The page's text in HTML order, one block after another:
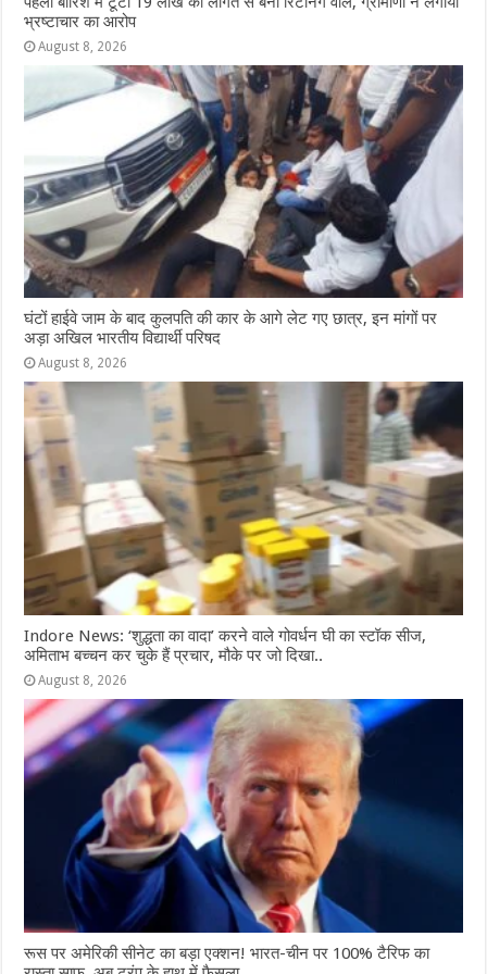
भ्रष्टाचार का आरोप
August 8, 2026
घंटों हाईवे जाम के बाद कुलपति की कार के आगे लेट गए छात्र, इन मांगों पर
अड़ा अखिल भारतीय विद्यार्थी परिषद
August 8, 2026
Indore News: ‘शुद्धता का वादा’ करने वाले गोवर्धन घी का स्टॉक सीज,
अमिताभ बच्चन कर चुके हैं प्रचार, मौके पर जो दिखा..
August 8, 2026
रूस पर अमेरिकी सीनेट का बड़ा एक्शन! भारत-चीन पर 100% टैरिफ का